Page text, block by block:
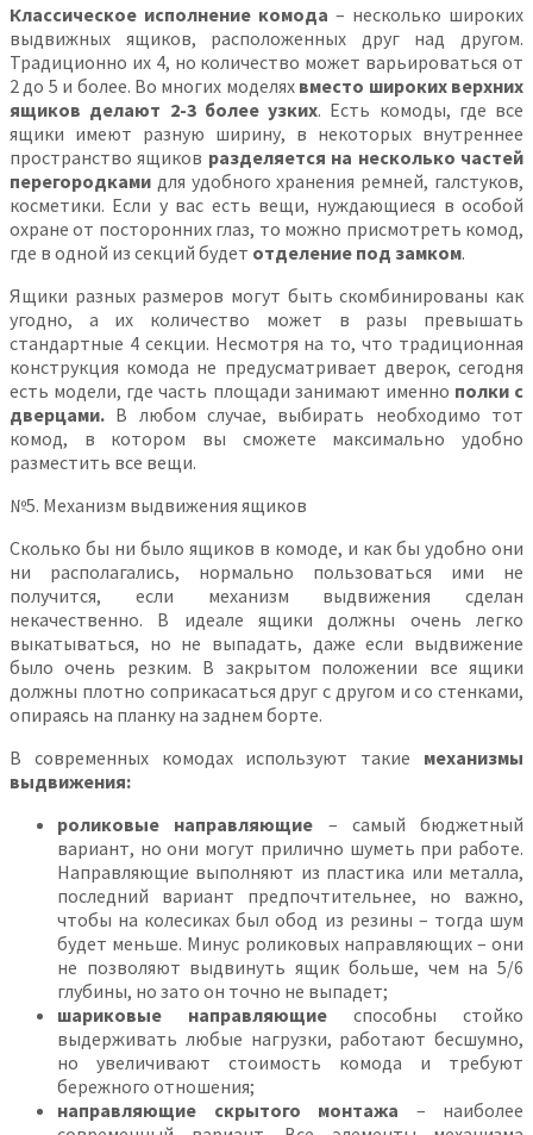
Классическое исполнение комода – несколько широких
выдвижных ящиков, расположенных друг над другом.
Традиционно их 4, но количество может варьироваться от
2 до 5 и более. Во многих моделях вместо широких верхних
ящиков делают 2-3 более узких. Есть комоды, где все
ящики имеют разную ширину, в некоторых внутреннее
пространство ящиков разделяется на несколько частей
перегородками для удобного хранения ремней, галстуков,
косметики. Если у вас есть вещи, нуждающиеся в особой
охране от посторонних глаз, то можно присмотреть комод,
где в одной из секций будет отделение под замком.
Ящики разных размеров могут быть скомбинированы как
угодно, а их количество может в разы превышать
стандартные 4 секции. Несмотря на то, что традиционная
конструкция комода не предусматривает дверок, сегодня
есть модели, где часть площади занимают именно полки с
дверцами. В любом случае, выбирать необходимо тот
комод, в котором вы сможете максимально удобно
разместить все вещи.
№5. Механизм выдвижения ящиков
Сколько бы ни было ящиков в комоде, и как бы удобно они
ни располагались, нормально пользоваться ими не
получится, если механизм выдвижения сделан
некачественно. В идеале ящики должны очень легко
выкатываться, но не выпадать, даже если выдвижение
было очень резким. В закрытом положении все ящики
должны плотно соприкасаться друг с другом и со стенками,
опираясь на планку на заднем борте.
В современных комодах используют такие механизмы
выдвижения:
роликовые направляющие – самый бюджетный
вариант, но они могут прилично шуметь при работе.
Направляющие выполняют из пластика или металла,
последний вариант предпочтительнее, но важно,
чтобы на колесиках был обод из резины – тогда шум
будет меньше. Минус роликовых направляющих – они
не позволяют выдвинуть ящик больше, чем на 5/6
глубины, но зато он точно не выпадет;
шариковые направляющие способны стойко
выдерживать любые нагрузки, работают бесшумно,
но увеличивают стоимость комода и требуют
бережного отношения;
направляющие скрытого монтажа – наиболее